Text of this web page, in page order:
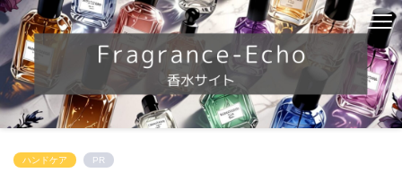
ハンドケア PR